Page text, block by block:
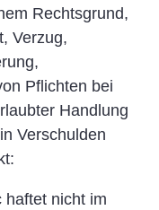
Rechtsgrund,
Verzug,
Pflichten bei
Handlung
Verschulden
haftet nicht im